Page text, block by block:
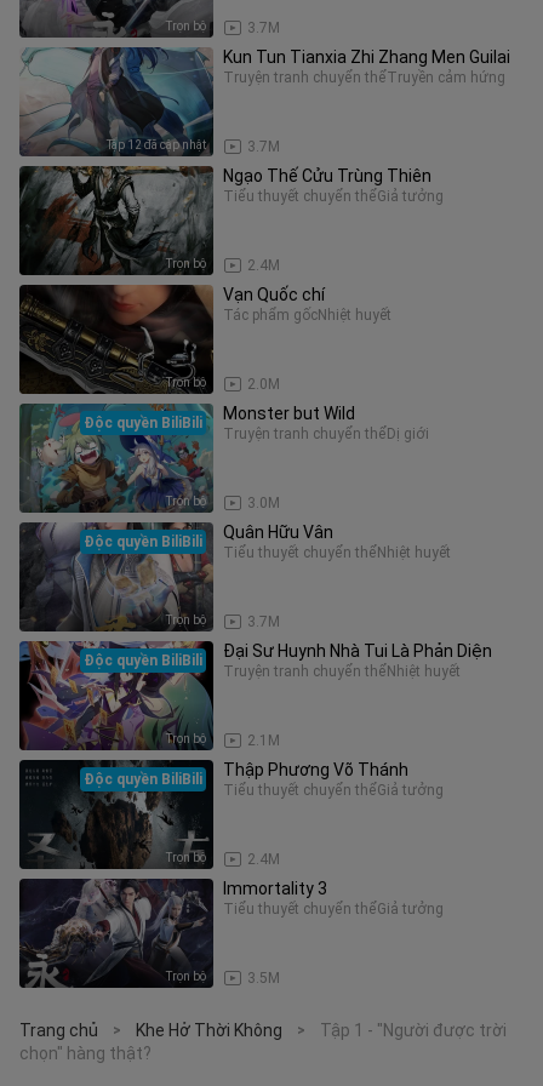
Trọn bộ 3.7M
Tập 12 đã cập nhật
Kun Tun Tianxia Zhi Zhang Men Guilai
Truyện tranh chuyển thểTruyền cảm hứng
3.7M
Trọn bộ
Ngạo Thế Cửu Trùng Thiên
Tiểu thuyết chuyển thểGiả tưởng
2.4M
Trọn bộ
Vạn Quốc chí
Tác phẩm gốcNhiệt huyết
2.0M
Trọn bộ
Độc quyền BiliBili Monster but Wild
Truyện tranh chuyển thể Dị giới
3.0M
Trọn bộ
Độc quyền BiliBili Quân Hữu Vân
Tiểu thuyết chuyển thể Nhiệt huyết
3.7M
Trọn bộ
Độc quyền BiliBili Đại Sư Huynh Nhà Tui Là Phản Diện
Truyện tranh chuyển thể Nhiệt huyết
2.1M
Trọn bộ
Độc quyền BiliBili Thập Phương Võ Thánh
Tiểu thuyết chuyển thểGiả tưởng
2.4M
Trọn bộ
Immortality 3
Tiểu thuyết chuyển thểGiả tưởng
3.5M
Trang chủ > Khe Hở Thời Không >
Tập 1 - "Người được trời
chọn" hàng thật?